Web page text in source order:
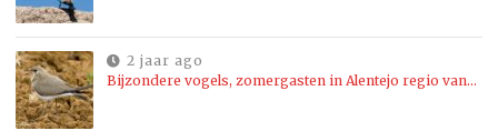
2 jaar ago
Bijzondere vogels, zomergasten in Alentejo regio van…